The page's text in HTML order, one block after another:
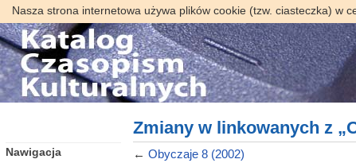
Nasza strona internetowa używa plików cookie (tzw. ciasteczka) w
Zmiany w linkowanych z
← Obyczaje 8 (2002)
Nawigacja